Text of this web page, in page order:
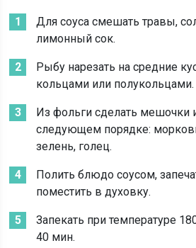
Для соуса смешать травы,
лимонный сок.
Рыбу нарезать на средние
кольцами или полукольцами.
Из фольги сделать мешочки
следующем порядке:
зелень, голец.
Полить блюдо соусом,
поместить в духовку.
Запекать при температуре
40 мин.